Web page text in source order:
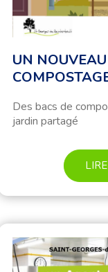
UN
Des bacs de
jardin partagé